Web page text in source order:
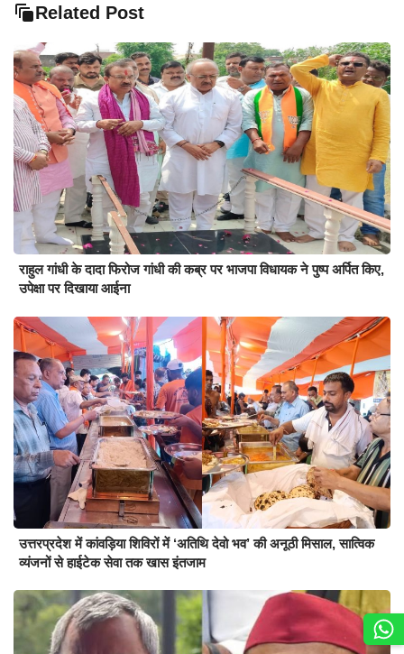
Related Post
राहुल गांधी के दादा फिरोज गांधी की कब्र पर भाजपा विधायक ने पुष्प अर्पित किए,
उपेक्षा पर दिखाया आईना
उत्तरप्रदेश में कांवड़िया शिविरों में ‘अतिथि देवो भव’ की अनूठी मिसाल, सात्विक
व्यंजनों से हाईटेक सेवा तक खास इंतजाम